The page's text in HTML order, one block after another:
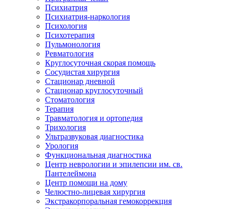
Психиатрия
Психиатрия-наркология
Психология
Психотерапия
Пульмонология
Ревматология
Круглосуточная скорая помощь
Сосудистая хирургия
Стационар дневной
Стационар круглосуточный
Стоматология
Терапия
Травматология и ортопедия
Трихология
Ультразвуковая диагностика
Урология
Функциональная диагностика
Центр неврологии и эпилепсии им. св.
Пантелеймона
Центр помощи на дому
Челюстно-лицевая хирургия
Экстракорпоральная гемокоррекция